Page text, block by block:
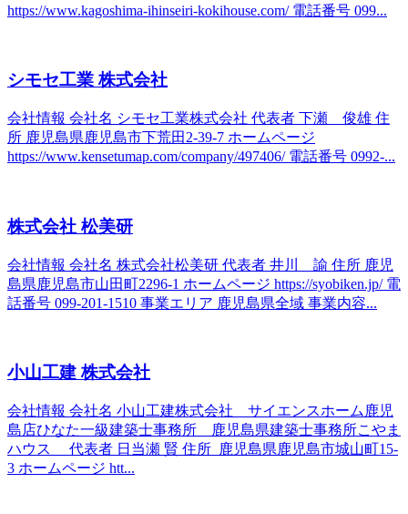
https://www.kagoshima-ihinseiri-kokihouse.com/ 電話番号 099...
シモセ工業 株式会社
会社情報 会社名 シモセ工業株式会社 代表者 下瀬 俊雄 住
所 鹿児島県鹿児島市下荒田2-39-7 ホームページ
https://www.kensetumap.com/company/497406/ 電話番号 0992-...
株式会社 松美研
会社情報 会社名 株式会社松美研 代表者 井川 諭 住所 鹿児
島県鹿児島市山田町2296-1 ホームページ https://syobiken.jp/ 電
話番号 099-201-1510 事業エリア 鹿児島県全域 事業内容...
小山工建 株式会社
会社情報 会社名 小山工建株式会社 サイエンスホーム鹿児
島店ひなた一級建築士事務所 鹿児島県建築士事務所こやま
ハウス 代表者 日当瀬 賢 住所 鹿児島県鹿児島市城山町15-
3 ホームページ htt...